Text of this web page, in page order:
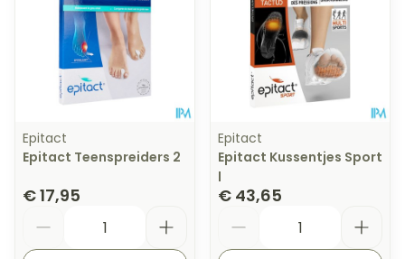
Epitact
Epitact Teenspreiders 2
€ 17,95
Epitact
Epitact Kussentjes Sport
l
€ 43,65